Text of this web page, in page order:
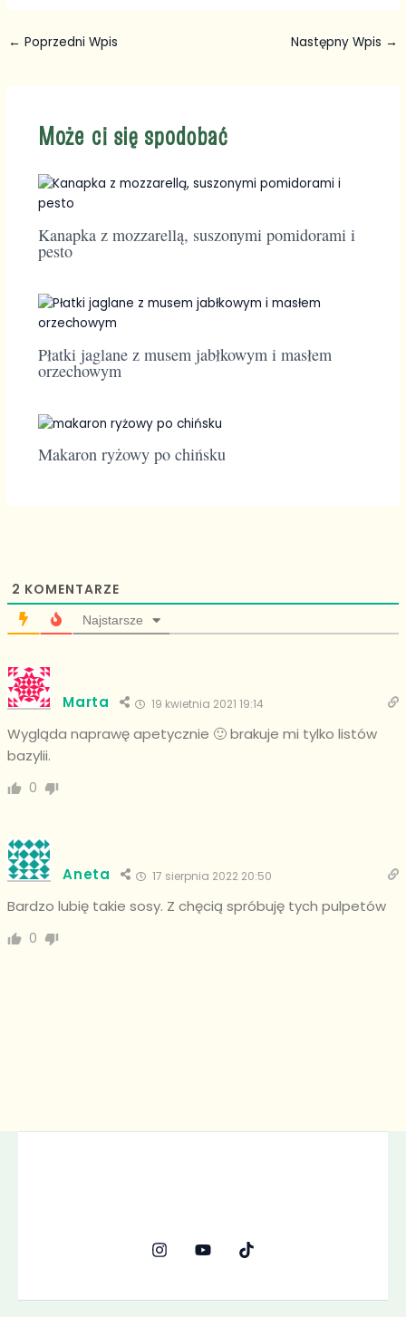
← Poprzedni Wpis Następny Wpis →
Może ci się spodobać
Kanapka z mozzarellą, suszonymi pomidorami i
pesto
Płatki jaglane z musem jabłkowym i masłem
orzechowym
Makaron ryżowy po chińsku
2 KOMENTARZE
Najstarsze
Marta 19 kwietnia 2021 19:14
Wygląda naprawę apetycznie 🙂 brakuje mi tylko listów
bazylii.
0
Aneta 17 sierpnia 2022 20:50
Bardzo lubię takie sosy. Z chęcią spróbuję tych pulpetów
0